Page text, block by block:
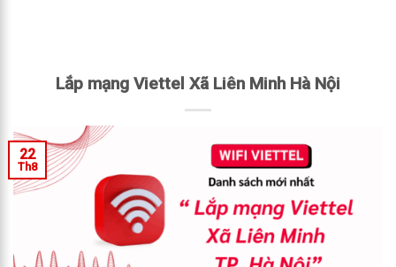
Lắp mạng Viettel Xã Liên Minh Hà Nội
22
Th8